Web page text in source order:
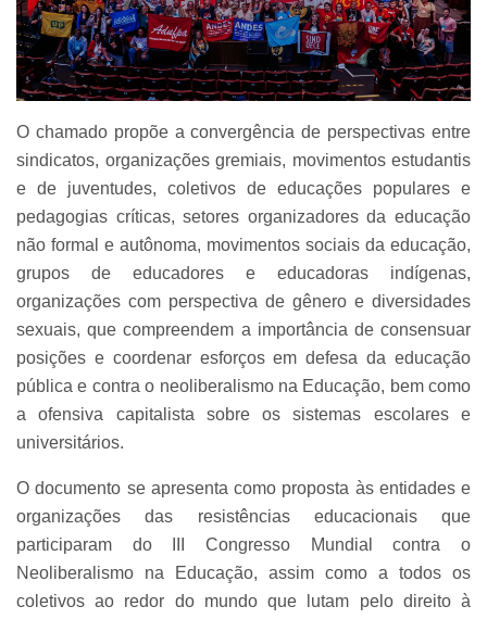
O chamado propõe a convergência de perspectivas entre
sindicatos, organizações gremiais, movimentos estudantis
e de juventudes, coletivos de educações populares e
pedagogias críticas, setores organizadores da educação
não formal e autônoma, movimentos sociais da educação,
grupos de educadores e educadoras indígenas,
organizações com perspectiva de gênero e diversidades
sexuais, que compreendem a importância de consensuar
posições e coordenar esforços em defesa da educação
pública e contra o neoliberalismo na Educação, bem como
a ofensiva capitalista sobre os sistemas escolares e
universitários.
O documento se apresenta como proposta às entidades e
organizações das resistências educacionais que
participaram do III Congresso Mundial contra o
Neoliberalismo na Educação, assim como a todos os
coletivos ao redor do mundo que lutam pelo direito à